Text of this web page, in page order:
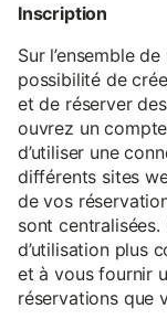
Inscription
Sur l’ensemble
possibilité de
et de réserver
ouvrez un
d’utiliser une
différents sites
de vos
sont
d’utilisation plus
et à vous fournir
réservations que